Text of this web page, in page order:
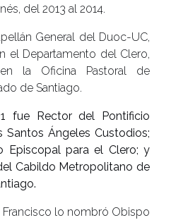
del 2013 al 2014.
General del Duoc-UC,
el Departamento del Clero,
la Oficina Pastoral de
de Santiago.
fue Rector del Pontificio
Ángeles Custodios;
Episcopal para el Clero; y
Cabildo Metropolitano de
Francisco lo nombró Obispo